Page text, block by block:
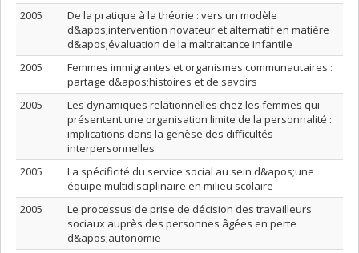
2005
De la pratique à la théorie : vers un modèle
d&apos;intervention novateur et alternatif en matière
d&apos;évaluation de la maltraitance infantile
2005
Femmes immigrantes et organismes communautaires :
partage d&apos;histoires et de savoirs
2005
Les dynamiques relationnelles chez les femmes qui
présentent une organisation limite de la personnalité :
implications dans la genèse des difficultés
interpersonnelles
2005
La spécificité du service social au sein d&apos;une
équipe multidisciplinaire en milieu scolaire
2005
Le processus de prise de décision des travailleurs
sociaux auprès des personnes âgées en perte
d&apos;autonomie